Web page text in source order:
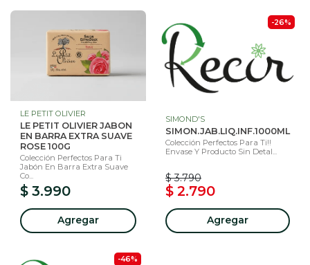
LE PETIT OLIVIER
LE PETIT OLIVIER JABON
EN BARRA EXTRA SUAVE
ROSE 100G
Colección Perfectos Para Ti
Jabón En Barra Extra Suave
Co...
$ 3.990
Agregar
-26%
SIMOND'S
SIMON.JAB.LIQ.INF.1000ML
Colección Perfectos Para Ti!!
Envase Y Producto Sin Detal...
$ 3.790
$ 2.790
Agregar
-46%